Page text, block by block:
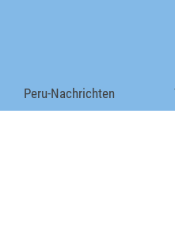
Menü überspringen
Peru-Nachrichten